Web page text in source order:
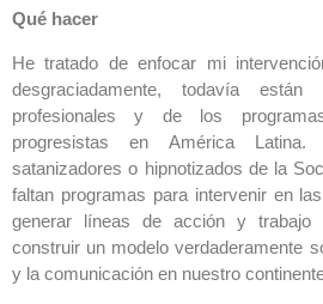
Qué hacer
He tratado de enfocar mi
desgraciadamente, todavía
profesionales y de los
progresistas en América
satanizadores o hipnotizados de la
faltan programas para intervenir en
generar líneas de acción y trabajo
construir un modelo verdaderamente
y la comunicación en nuestro